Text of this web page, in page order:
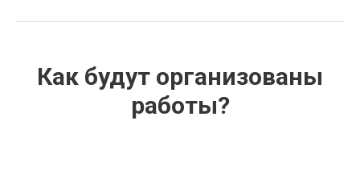
Как будут организованы
работы?